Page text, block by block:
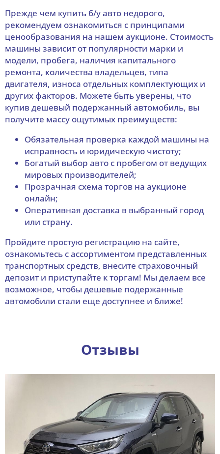
Прежде чем купить б/у авто недорого,
рекомендуем ознакомиться с принципами
ценообразования на нашем аукционе. Стоимость
машины зависит от популярности марки и
модели, пробега, наличия капитального
ремонта, количества владельцев, типа
двигателя, износа отдельных комплектующих и
других факторов. Можете быть уверены, что
купив дешевый подержанный автомобиль, вы
получите массу ощутимых преимуществ:
Обязательная проверка каждой машины на
исправность и юридическую чистоту;
Богатый выбор авто с пробегом от ведущих
мировых производителей;
Прозрачная схема торгов на аукционе
онлайн;
Оперативная доставка в выбранный город
или страну.
Пройдите простую регистрацию на сайте,
ознакомьтесь с ассортиментом представленных
транспортных средств, внесите страховочный
депозит и приступайте к торгам! Мы делаем все
возможное, чтобы дешевые подержанные
автомобили стали еще доступнее и ближе!
Отзывы